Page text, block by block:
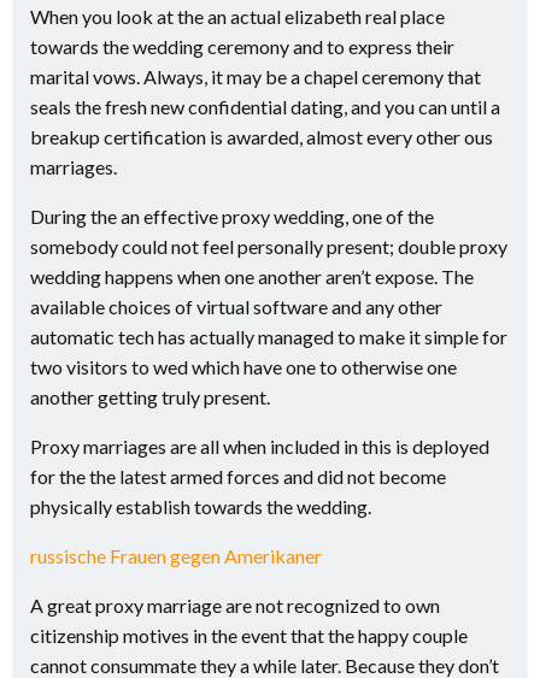
When you look at the an actual elizabeth real place
towards the wedding ceremony and to express their
marital vows. Always, it may be a chapel ceremony that
seals the fresh new confidential dating, and you can until a
breakup certification is awarded, almost every other ous
marriages.
During the an effective proxy wedding, one of the
somebody could not feel personally present; double proxy
wedding happens when one another aren’t expose. The
available choices of virtual software and any other
automatic tech has actually managed to make it simple for
two visitors to wed which have one to otherwise one
another getting truly present.
Proxy marriages are all when included in this is deployed
for the the latest armed forces and did not become
physically establish towards the wedding.
russische Frauen gegen Amerikaner
A great proxy marriage are not recognized to own
citizenship motives in the event that the happy couple
cannot consummate they a while later. Because they don’t